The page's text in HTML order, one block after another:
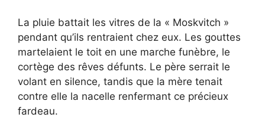
La pluie battait les vitres de la « Moskvitch »
pendant qu’ils rentraient chez eux. Les gouttes
martelaient le toit en une marche funèbre, le
cortège des rêves défunts. Le père serrait le
volant en silence, tandis que la mère tenait
contre elle la nacelle renfermant ce précieux
fardeau.